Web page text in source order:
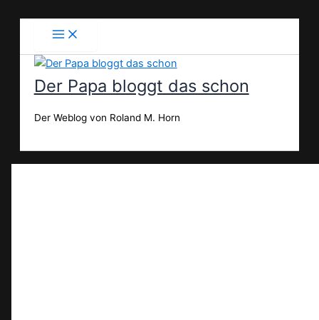
Der Papa bloggt das schon
Der Weblog von Roland M. Horn